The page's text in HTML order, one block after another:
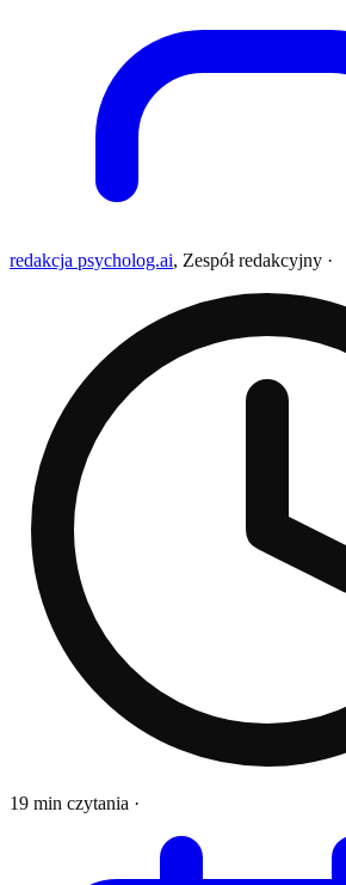
redakcja psycholog.ai, Zespół redakcyjny ·
19 min czytania ·